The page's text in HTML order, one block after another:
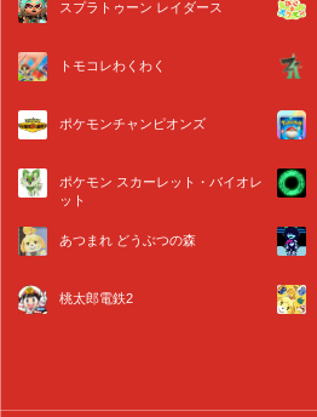
スプラトゥーン レイダース
トモコレわくわく
ポケモンチャンピオンズ
ポケモン スカーレット・バイオレ
ット
あつまれ どうぶつの森
桃太郎電鉄2